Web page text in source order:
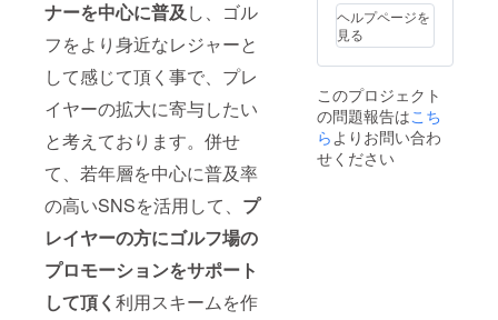
ナーを中心に普及し、ゴル
フをより身近なレジャーと
して感じて頂く事で、プレ
イヤーの拡大に寄与したい
と考えております。併せ
て、若年層を中心に普及率
の高いSNSを活用して、 プ
レイヤーの方にゴルフ場の
プロモーションをサポート
して頂く 利用スキームを作
・４
月１０
日
（木）
月２０
日
（日）
・５
月１日
必要で
す。お
申し込
み前に
文のリ
ンクか
らご確
認下さ
い ＊リ
ヘルプページを
見る
このプロジェクト
の問題報告はこち
ら よりお問い合わ
せください